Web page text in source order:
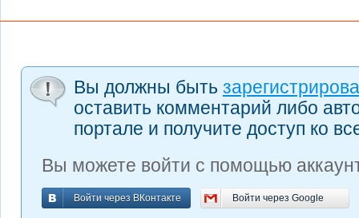
Вы должны быть
оставить комментарий либо
портале и получите доступ ко
Вы можете войти с помощью
Войти через ВКонтакте
Войти через ВКонтакте Войти через Google
Войти через Google